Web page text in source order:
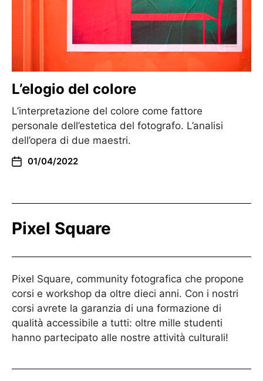
L’elogio del colore
L’interpretazione del colore come fattore
personale dell’estetica del fotografo. L’analisi
dell’opera di due maestri.
01/04/2022
Pixel Square
Pixel Square, community fotografica che propone
corsi e workshop da oltre dieci anni. Con i nostri
corsi avrete la garanzia di una formazione di
qualità accessibile a tutti: oltre mille studenti
hanno partecipato alle nostre attività culturali!